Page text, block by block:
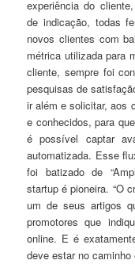
experiência do
de indicação, todas
novos clientes com
métrica utilizada para
cliente, sempre foi
pesquisas de
ir além e solicitar, aos
e conhecidos, para
é possível captar
automatizada. Esse
foi batizado de
startup é pioneira. “O
um de seus artigos
promotores que
online. E é
deve estar no caminho